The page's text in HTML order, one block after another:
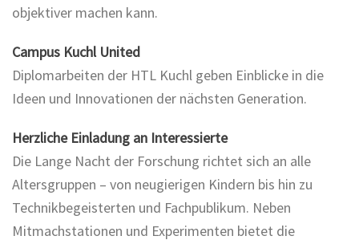
objektiver machen kann.
Campus Kuchl United
Diplomarbeiten der HTL Kuchl geben Einblicke in die
Ideen und Innovationen der nächsten Generation.
Herzliche Einladung an Interessierte
Die Lange Nacht der Forschung richtet sich an alle
Altersgruppen – von neugierigen Kindern bis hin zu
Technikbegeisterten und Fachpublikum. Neben
Mitmachstationen und Experimenten bietet die